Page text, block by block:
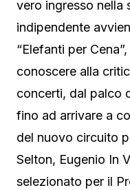
vero ingresso nella
indipendente
“Elefanti per
conoscere alla
concerti, dal palco
fino ad arrivare a
del nuovo circuito
Selton, Eugenio In
selezionato per il